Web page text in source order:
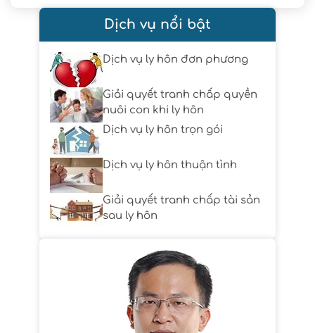
Dịch vụ nổi bật
Dịch vụ ly hôn đơn phương
Giải quyết tranh chấp quyền
nuôi con khi ly hôn
Dịch vụ ly hôn trọn gói
Dịch vụ ly hôn thuận tình
Giải quyết tranh chấp tài sản
sau ly hôn